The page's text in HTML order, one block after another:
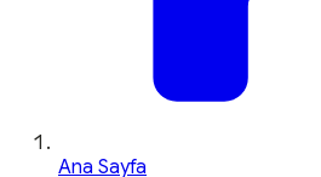
Ana Sayfa